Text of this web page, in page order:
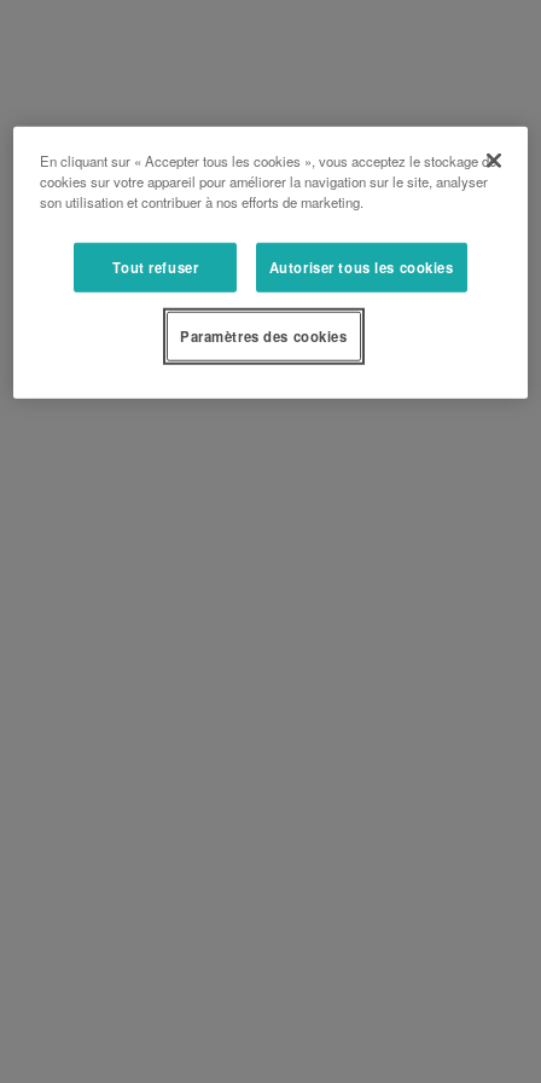
En cliquant sur « Accepter tous les cookies », vous acceptez le stockage de
cookies sur votre appareil pour améliorer la navigation sur le site, analyser
son utilisation et contribuer à nos efforts de marketing.
Tout refuser Autoriser tous les cookies
Paramètres des cookies